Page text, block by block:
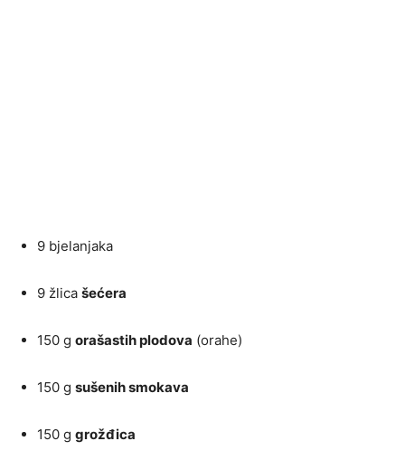
9 bjelanjaka
9 žlica šećera
150 g orašastih plodova (orahe)
150 g sušenih smokava
150 g grožđica